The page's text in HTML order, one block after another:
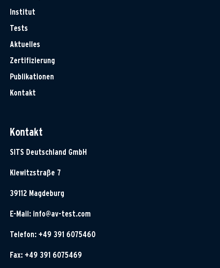
Institut
Tests
Aktuelles
Zertifizierung
Publikationen
Kontakt
Kontakt
SITS Deutschland GmbH
Klewitzstraße 7
39112 Magdeburg
E-Mail: info@av-test.com
Telefon: +49 391 6075460
Fax: +49 391 6075469